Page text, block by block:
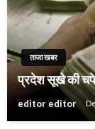
ताजा खबर
प्रदेश सूखे की
editor editor